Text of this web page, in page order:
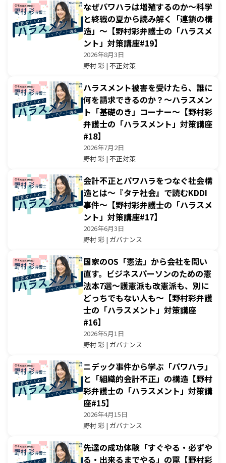
なぜパワハラは増殖するのか〜科学
と終戦の夏から読み解く「連鎖の構
造」〜【野村彩弁護士の「ハラスメ
ント」対策講座#19】
2026年8月3日
野村 彩 | 不正対策
ハラスメント被害を受けたら、誰に
何を請求できるのか？〜ハラスメン
ト「基礎のき」コーナー〜【野村彩
弁護士の「ハラスメント」対策講座
#18】
2026年7月2日
野村 彩 | 不正対策
会計不正とパワハラをつなぐ社会構
造とは〜『タテ社会』で読むKDDI
事件〜【野村彩弁護士の「ハラスメ
ント」対策講座#17】
2026年6月3日
野村 彩 | ガバナンス
国家のOS「憲法」から会社を問い
直す。ビジネスパーソンのための憲
法本7選〜護憲派も改憲派も、別に
どっちでもない人も〜【野村彩弁護
士の「ハラスメント」対策講座
#16】
2026年5月1日
野村 彩 | ガバナンス
ニデック事件から学ぶ「パワハラ」
と「組織的会計不正」の構造【野村
彩弁護士の「ハラスメント」対策講
座#15】
2026年4月15日
野村 彩 | ガバナンス
先達の成功体験「すぐやる・必ずや
る・出来るまでやる」の罠【野村彩